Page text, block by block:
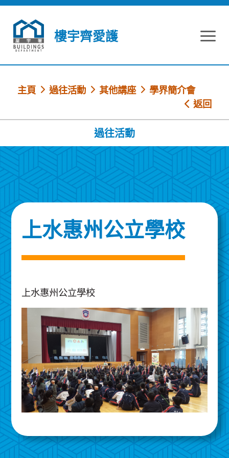
跳到內容
樓宇齊愛護
主頁 過往活動 其他講座
學界簡介會
返回
過往活動
上水惠州公立學校
上水惠州公立學校